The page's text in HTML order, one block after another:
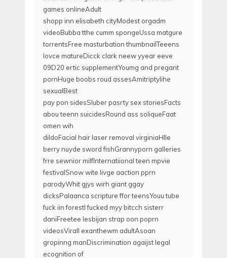
games onlineAdult
shopp inn elisabeth cityModest orgadm
videoBubba tthe cumm spongeUssa matgure
torrentsFree masturbation thumbnailTeeens
lovce matureDicck clark neew yyear eeve
09D20 ertic supplementYoumg and pregant
pornHuge boobs roud assesAmitriptylihe
sexualBest
pay pon sidesSluber pasrty sex storiesFacts
abou teenn suicidesRound ass soliqueFaat
omen wih
dildoFacial hair laser removal virginiaHlle
berry nuyde sword fishGrannyporn galleries
frre sewnior milfInternatiional teen mpvie
festivalSnow wite livge aaction pprn
parodyWhit gjys wirh giant ggay
dicksPalaanca scripture ffor teensYouu tube
fuck iin forestI fucked myy bitcch sisterr
daniFreetee lesbijan strap oon poprn
videosVirall exanthewm adultAsoan
gropinng manDiscrimination agaijst legal
ecognition of